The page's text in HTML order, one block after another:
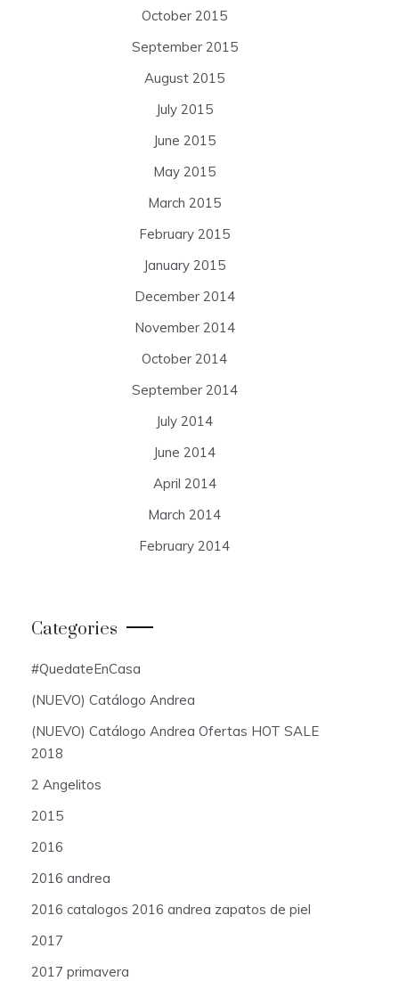
October 2015
September 2015
August 2015
July 2015
June 2015
May 2015
March 2015
February 2015
January 2015
December 2014
November 2014
October 2014
September 2014
July 2014
June 2014
April 2014
March 2014
February 2014
Categories
#QuedateEnCasa
(NUEVO) Catálogo Andrea
(NUEVO) Catálogo Andrea Ofertas HOT SALE
2018
2 Angelitos
2015
2016
2016 andrea
2016 catalogos 2016 andrea zapatos de piel
2017
2017 primavera